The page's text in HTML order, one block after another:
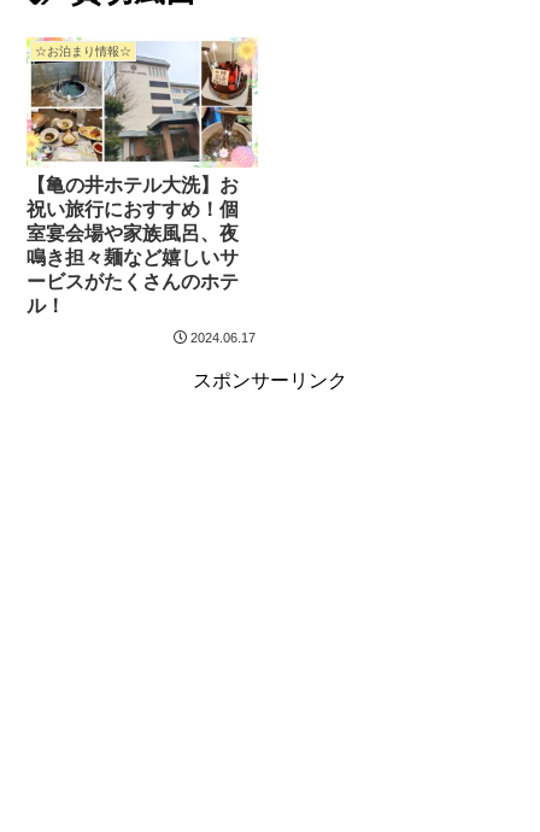
☆お泊まり情報☆
【亀の井ホテル大洗】お
祝い旅行におすすめ！個
室宴会場や家族風呂、夜
鳴き担々麺など嬉しいサ
ービスがたくさんのホテ
ル！
2024.06.17
スポンサーリンク